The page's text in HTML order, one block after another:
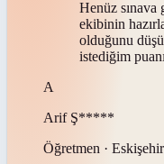
Henüz
ekibinin
olduğunu
istediğim
A
Arif Ş*****
Öğretmen ·